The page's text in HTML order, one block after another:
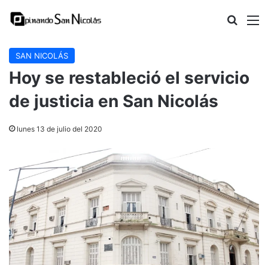
Buscar
SAN NICOLÁS
Hoy se restableció el servicio
de justicia en San Nicolás
lunes 13 de julio del 2020